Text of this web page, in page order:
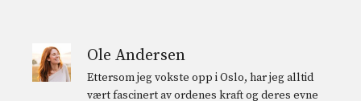
Ole Andersen
Ettersom jeg vokste opp i Oslo, har jeg alltid
vært fascinert av ordenes kraft og deres evne